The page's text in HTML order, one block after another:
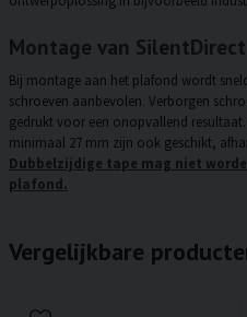
Montage van
Bij montage aan het plafond wordt
schroeven aanbevolen. Verborgen
gedrukt voor een onopvallend
minimaal 27 mm zijn ook geschikt,
Dubbelzijdige tape mag niet
plafond.
Vergelijkbare